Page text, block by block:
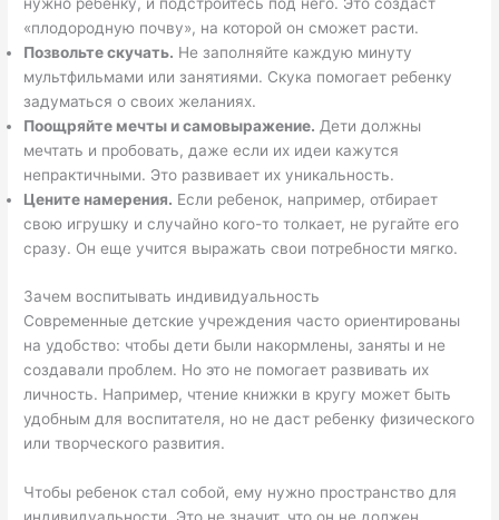
«плодородную почву», на которой он сможет расти.
Позвольте скучать. Не заполняйте каждую минуту
мультфильмами или занятиями. Скука помогает ребенку
задуматься о своих желаниях.
Поощряйте мечты и самовыражение. Дети должны
мечтать и пробовать, даже если их идеи кажутся
непрактичными. Это развивает их уникальность.
Цените намерения. Если ребенок, например, отбирает
свою игрушку и случайно кого-то толкает, не ругайте его
сразу. Он еще учится выражать свои потребности мягко.
Зачем воспитывать индивидуальность
Современные детские учреждения часто ориентированы
на удобство: чтобы дети были накормлены, заняты и не
создавали проблем. Но это не помогает развивать их
личность. Например, чтение книжки в кругу может быть
удобным для воспитателя, но не даст ребенку физического
или творческого развития.
Чтобы ребенок стал собой, ему нужно пространство для
индивидуальности. Это не значит, что он не должен